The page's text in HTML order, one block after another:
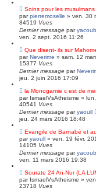
Soins pour les musulmans
parpierremoselle » ven. 30
84519 Vues
Dernier message paryacoub
ven. 2 sept. 2016 11:26
Que disent- ils sur
parNeverime » sam. 12
15377 Vues
Dernier message par
jeu. 2 juin 2016 17:09
la Monogamie c est de
par IsmaelVsAtheisme »
40541 Vues
Dernier message paryaoull
jeu. 24 mars 2016 18:48
Evangile de Barnabé et
paryaoull » ven. 19 févr.
14105 Vues
Dernier message paryacoub
ven. 11 mars 2016 19:38
Sourate 24 An-Nur (LA
par IsmaelVsAtheisme »
23718 Vues